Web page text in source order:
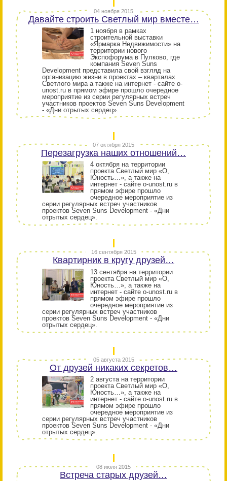
04 ноября 2015
Давайте строить Светлый мир вместе…
1 ноября в рамках
строительной выставки
«Ярмарка Недвижимости» на
территории нового
Экспофорума в Пулково, где
компания Seven Suns
Development представила свой взгляд на
организацию жизни в проектах – кварталах
Светлого мира а также на интернет - сайте o-
unost.ru в прямом эфире прошло очередное
мероприятие из серии регулярных встреч
участников проектов Seven Suns Development
- «Дни отрытых сердец».
07 октября 2015
Перезагрузка наших отношений…
4 октября на территории
проекта Светлый мир «О,
Юность…», а также на
интернет - сайте o-unost.ru в
прямом эфире прошло
очередное мероприятие из
серии регулярных встреч участников
проектов Seven Suns Development - «Дни
отрытых сердец».
16 сентября 2015
Квартирник в кругу друзей…
13 сентября на территории
проекта Светлый мир «О,
Юность…», а также на
интернет - сайте o-unost.ru в
прямом эфире прошло
очередное мероприятие из
серии регулярных встреч участников
проектов Seven Suns Development - «Дни
отрытых сердец».
05 августа 2015
От друзей никаких секретов…
2 августа на территории
проекта Светлый мир «О,
Юность…», а также на
интернет - сайте o-unost.ru в
прямом эфире прошло
очередное мероприятие из
серии регулярных встреч участников
проектов Seven Suns Development - «Дни
отрытых сердец».
08 июля 2015
Встреча старых друзей…